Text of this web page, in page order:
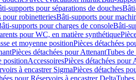
supports pour séparations de douches
pour robinetteriesBâti-supports pour
supports pour charges de consoleBâti-
pour WC, en matière synthétique
et moyenne positionPièces détachées
Pièces détachées pour AttenantTubes de
positionAccessoiresPièces détachées pour
à encastrer SigmaPièces détachées
pour Réservoirs à encastrer DeltaTubes